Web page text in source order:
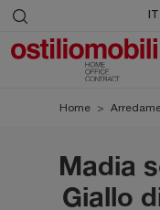
Home >
Madia
Giallo